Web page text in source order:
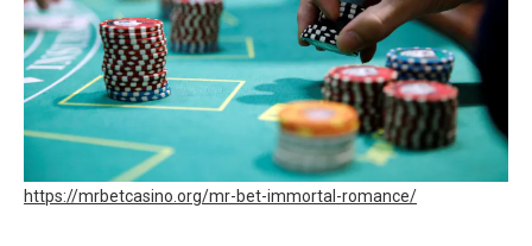
https://mrbetcasino.org/mr-bet-immortal-romance/